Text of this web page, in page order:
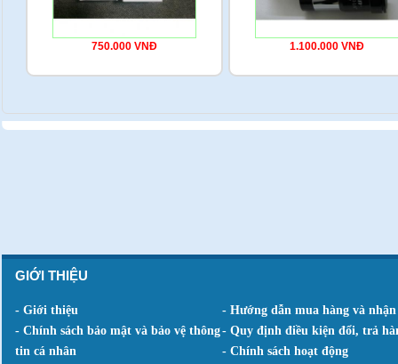
750.000 VNĐ 1.100.000 VNĐ
GIỚI THIỆU
- Giới thiệu
- Hướng dẫn mua hàng và
- Chính sách bảo mật và bảo vệ thông
tin cá nhân
- Quy định điều kiện đổi, trả
- Chính sách hoạt động